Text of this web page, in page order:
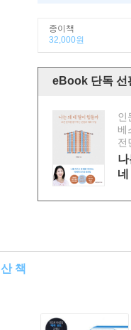
종이책
32,000원
eBook 단독 선
인
베
전
나
책